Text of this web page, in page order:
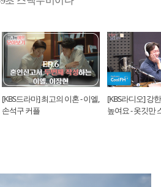
[KBS드라마] 최고의 이혼 - 이엘,
손석구 커플
[KBS라디오] 강
높여요 - 옷깃만